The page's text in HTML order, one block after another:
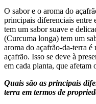
O sabor e o aroma do
principais diferenciais entre
tem um sabor suave e
(Curcuma longa) tem um
aroma do açafrão-da-terra
açafrão. Isso se deve à
em cada planta, que afetam
Quais são as principais
terra em termos de